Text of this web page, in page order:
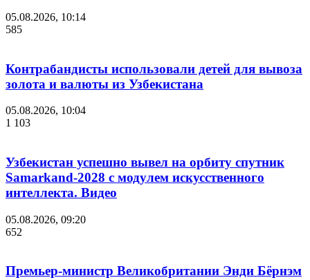
05.08.2026, 10:14
585
Контрабандисты использовали детей для вывоза
золота и валюты из Узбекистана
05.08.2026, 10:04
1 103
Узбекистан успешно вывел на орбиту спутник
Samarkand-2028 с модулем искусственного
интеллекта. Видео
05.08.2026, 09:20
652
Премьер-министр Великобритании Энди Бёрнэм